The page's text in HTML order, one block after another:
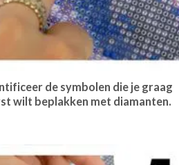
de symbolen die je graag
wilt beplakken met diamanten.